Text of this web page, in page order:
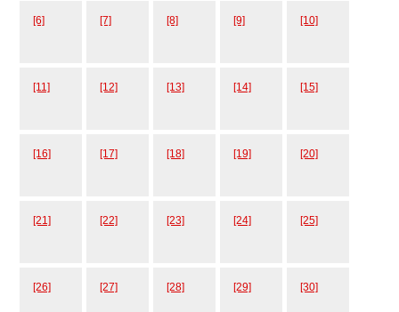
[6] [7] [8] [9] [10]
[11] [12] [13] [14] [15]
[16] [17] [18] [19] [20]
[21] [22] [23] [24] [25]
[26] [27] [28] [29] [30]